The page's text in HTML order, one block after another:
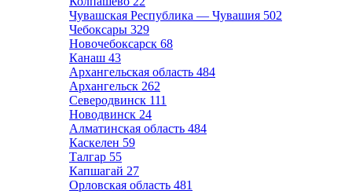
Чувашская Республика — Чувашия 502
Чебоксары 329
Новочебоксарск 68
Канаш 43
Архангельская область 484
Архангельск 262
Северодвинск 111
Новодвинск 24
Алматинская область 484
Каскелен 59
Талгар 55
Капшагай 27
Орловская область 481